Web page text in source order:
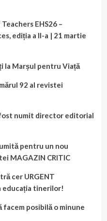
EHS26 –
ediția a II-a | 21 martie
la Marșul pentru Viață
92 al revistei
numit director editorial
pentru un nou
MAGAZIN CRITIC
cer URGENT
educația tinerilor!
facem posibilă o minune